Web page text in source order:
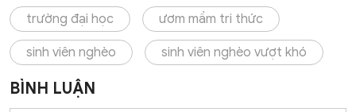
trường đại học ươm mầm tri thức
sinh viên nghèo sinh viên nghèo vượt khó
BÌNH LUẬN